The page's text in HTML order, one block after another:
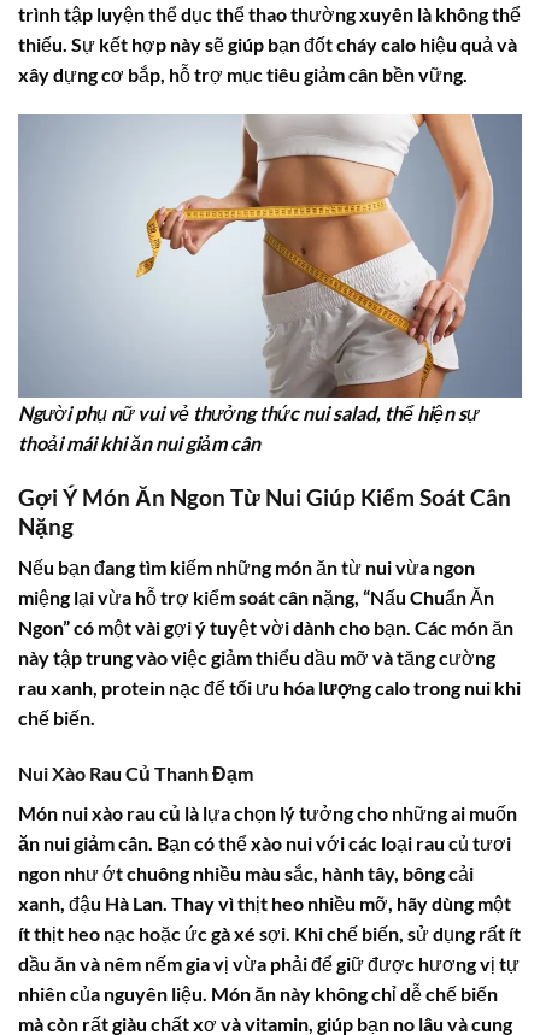
trình tập luyện thể dục thể thao thường xuyên là không thể
thiếu. Sự kết hợp này sẽ giúp bạn đốt cháy calo hiệu quả và
xây dựng cơ bắp, hỗ trợ mục tiêu giảm cân bền vững.
Người phụ nữ vui vẻ thưởng thức nui salad, thể hiện sự
thoải mái khi ăn nui giảm cân
Gợi Ý Món Ăn Ngon Từ Nui Giúp Kiểm Soát Cân
Nặng
Nếu bạn đang tìm kiếm những món ăn từ nui vừa ngon
miệng lại vừa hỗ trợ kiểm soát cân nặng, “Nấu Chuẩn Ăn
Ngon” có một vài gợi ý tuyệt vời dành cho bạn. Các món ăn
này tập trung vào việc giảm thiểu dầu mỡ và tăng cường
rau xanh, protein nạc để tối ưu hóa lượng calo trong nui khi
chế biến.
Nui Xào Rau Củ Thanh Đạm
Món nui xào rau củ là lựa chọn lý tưởng cho những ai muốn
ăn nui giảm cân. Bạn có thể xào nui với các loại rau củ tươi
ngon như ớt chuông nhiều màu sắc, hành tây, bông cải
xanh, đậu Hà Lan. Thay vì thịt heo nhiều mỡ, hãy dùng một
ít thịt heo nạc hoặc ức gà xé sợi. Khi chế biến, sử dụng rất ít
dầu ăn và nêm nếm gia vị vừa phải để giữ được hương vị tự
nhiên của nguyên liệu. Món ăn này không chỉ dễ chế biến
mà còn rất giàu chất xơ và vitamin, giúp bạn no lâu và cung